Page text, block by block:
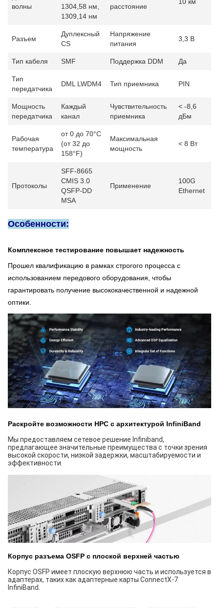
волны
1304,58 нм,
1309,14 нм
расстояние
Разъем
Дуплексный
CS
Напряжение
питания
3,3 В
Тип кабеля SMF Поддержка DDM Да
Тип
передатчика
DML LWDM4 Тип приемника PIN
Мощность
передатчика
Каждый
канал
Чувствительность
приемника
< -8,6
дБм
Рабочая
температура
от 0 до 70°C
(от 32 до
158°F)
Максимальная
мощность
< 8 Вт
Протоколы
SFF-8665
CMIS 3.0
QSFP-DD
MSA
Применение
100G
Ethernet
Особенности:
Комплексное тестирование повышает надежность
Прошел квалификацию в рамках строгого процесса с
использованием передового оборудования, чтобы
гарантировать получение высококачественной и надежной
оптики.
Раскройте возможности HPC с архитектурой InfiniBand
Мы предоставляем сетевое решение Infiniband,
предлагающее значительные преимущества с точки зрения
высокой скорости, низкой задержки, масштабируемости и
эффективности.
Корпус разъема OSFP с плоской верхней частью
Корпус OSFP имеет плоскую верхнюю часть и используется в
адаптерах, таких как адаптерные карты ConnectX-7
InfiniBand.